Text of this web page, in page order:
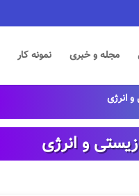
مجله و خبری نمونه کار
انرژی
و انرژی